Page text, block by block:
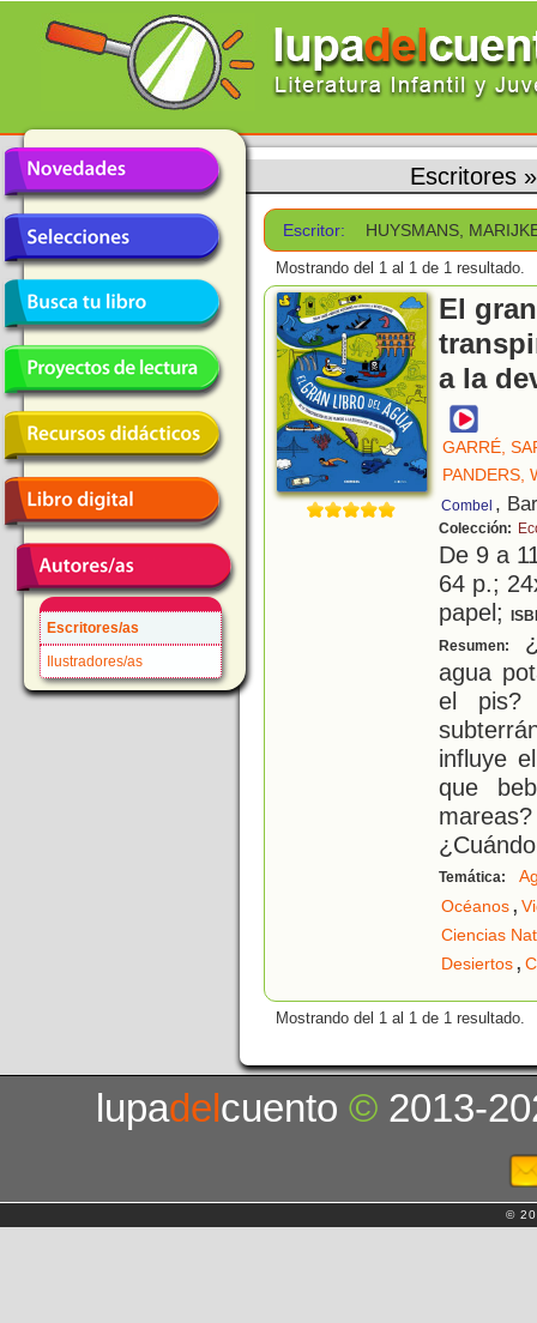
Escritores/as
Ilustradores/as
Escritores
Escritor: HUYSMANS,
Mostrando del 1 al 1 de 1 resultado.
El
a la
GARRÉ,
PANDERS,
Combel ,
Colección:
De 9 a
64 p.;
papel;
Resumen:
agua
el pis?
influye
que
Temática:
Océanos,
Ciencias
Desiertos,
Mostrando del 1 al 1 de 1 resultado.
lupadelcuento© 2013-
©